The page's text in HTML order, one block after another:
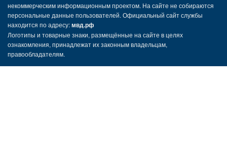
некоммерческим информационным проектом. На сайте не собираются
персональные данные пользователей. Официальный сайт службы
находится по адресу:мвд.рф
Логотипы и товарные знаки, размещённые на сайте в целях
ознакомления, принадлежат их законным владельцам,
правообладателям.